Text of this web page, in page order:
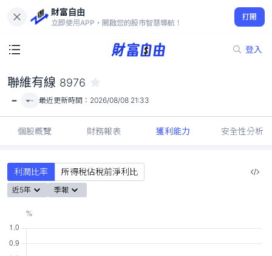
財富自由
立即使用APP，開啟您的股市智慧導航！
打開
登入
-
聯維有線 8976
- - 最近更新時間： 2026/08/08 21:33
個股概覽 財務報表 獲利能力 安全性分析
利潤比率 所得稅佔稅前淨利比
近5年 季報